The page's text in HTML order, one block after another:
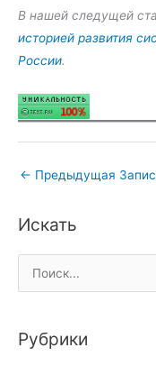
В нашей следущей
историей развития
России.
← Предыдущая
Искать
о
с
Рубрики